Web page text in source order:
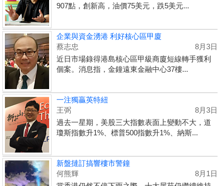
907點，創新高，油價75美元，跌5美元...
企業與資金湧港 利好核心區甲廈
蔡志忠
8月3日
近日市場錄得港島核心區甲級商廈短線轉手獲利
個案。消息指，金鐘遠東金融中心37樓...
一注獨贏英特紐
王弼
8月3日
過去一星期，美股三大指數表面上變動不大，道
瓊斯指數升1%、標普500指數升1%、納斯...
新盤撻訂搞響樓市警鐘
何熊輝
8月1日